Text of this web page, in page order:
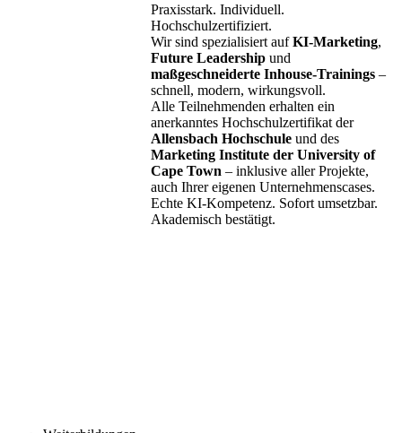
Praxisstark. Individuell.
Hochschulzertifiziert.
Wir sind spezialisiert aufKI-Marketing,
Future Leadership und
maßgeschneiderte Inhouse-Trainings –
schnell, modern, wirkungsvoll.
Alle Teilnehmenden erhalten ein
anerkanntes Hochschulzertifikat der
Allensbach Hochschule und des
Marketing Institute der University of
Cape Town – inklusive aller Projekte,
auch Ihrer eigenen Unternehmenscases.
Echte KI-Kompetenz. Sofort umsetzbar.
Akademisch bestätigt.